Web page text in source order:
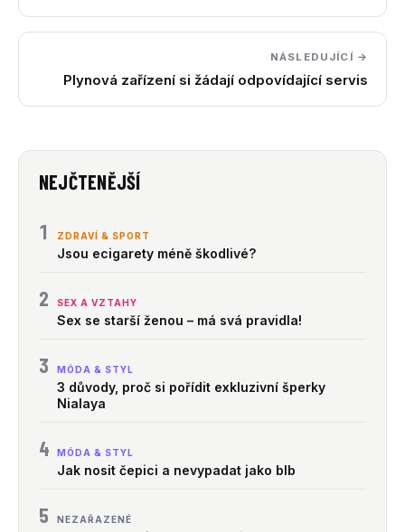
NÁSLEDUJÍCÍ →
Plynová zařízení si žádají odpovídající servis
NEJČTENĚJŠÍ
1 ZDRAVÍ & SPORT
Jsou ecigarety méně škodlivé?
2 SEX A VZTAHY
Sex se starší ženou – má svá pravidla!
3 MÓDA & STYL
3 důvody, proč si pořídit exkluzivní šperky
Nialaya
4 MÓDA & STYL
Jak nosit čepici a nevypadat jako blb
5 NEZAŘAZENÉ